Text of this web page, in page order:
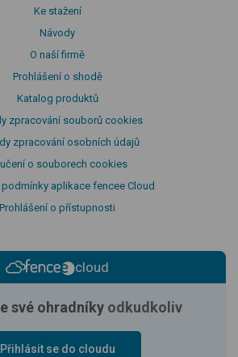
Ke stažení
Návody
O naší firmě
Prohlášení o shodě
Katalog produktů
zpracování souborů cookies
zpracování osobních údajů
o souborech cookies
aplikace fencee Cloud
Prohlášení o přístupnosti
cloud
své ohradníky odkudkoliv
Přihlásit se do cloudu